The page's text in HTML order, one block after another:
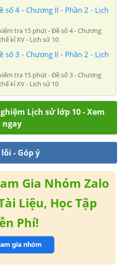
4 - Chương II - Phần 2 - Lịch
tra 15 phút - Đề số 4 - Chương
kỉ XV - Lịch sử 10
3 - Chương II - Phần 2 - Lịch
tra 15 phút - Đề số 3 - Chương
kỉ XV - Lịch sử 10
Lịch sử lớp 10 - Xem
ngay
- Góp ý
Gia Nhóm Zalo
Liệu, Học Tập
Phí!